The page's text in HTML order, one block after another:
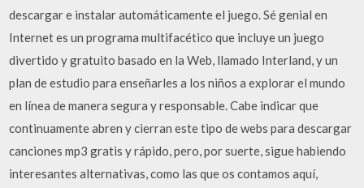
descargar e instalar automáticamente el juego. Sé genial en
Internet es un programa multifacético que incluye un juego
divertido y gratuito basado en la Web, llamado Interland, y un
plan de estudio para enseñarles a los niños a explorar el mundo
en línea de manera segura y responsable. Cabe indicar que
continuamente abren y cierran este tipo de webs para descargar
canciones mp3 gratis y rápido, pero, por suerte, sigue habiendo
interesantes alternativas, como las que os contamos aquí,